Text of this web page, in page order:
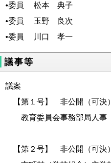
•委員 松本 典子
•委員 玉野 良次
•委員 川口 孝一
議事等
議案
【第１号】 非公開（可決）
教育委員会事務部局人事
【第２号】 非公開（可決）